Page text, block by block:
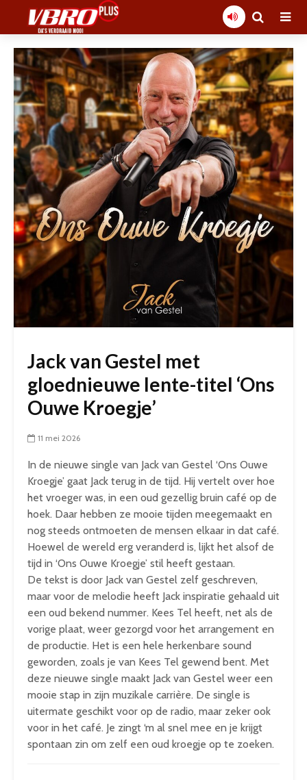
Jack van Gestel met
gloednieuwe lente-titel ‘Ons
Ouwe Kroegje’
11 mei 2026
In de nieuwe single van Jack van Gestel ‘Ons Ouwe
Kroegje’ gaat Jack terug in de tijd. Hij vertelt over hoe
het vroeger was, in een oud gezellig bruin café op de
hoek. Daar hebben ze mooie tijden meegemaakt en
nog steeds ontmoeten de mensen elkaar in dat café.
Hoewel de wereld erg veranderd is, lijkt het alsof de
tijd in ‘Ons Ouwe Kroegje’ stil heeft gestaan.
De tekst is door Jack van Gestel zelf geschreven,
maar voor de melodie heeft Jack inspiratie gehaald uit
een oud bekend nummer. Kees Tel heeft, net als de
vorige plaat, weer gezorgd voor het arrangement en
de productie. Het is een hele herkenbare sound
geworden, zoals je van Kees Tel gewend bent. Met
deze nieuwe single maakt Jack van Gestel weer een
mooie stap in zijn muzikale carrière. De single is
uitermate geschikt voor op de radio, maar zeker ook
voor in het café. Je zingt ‘m al snel mee en je krijgt
spontaan zin om zelf een oud kroegje op te zoeken.